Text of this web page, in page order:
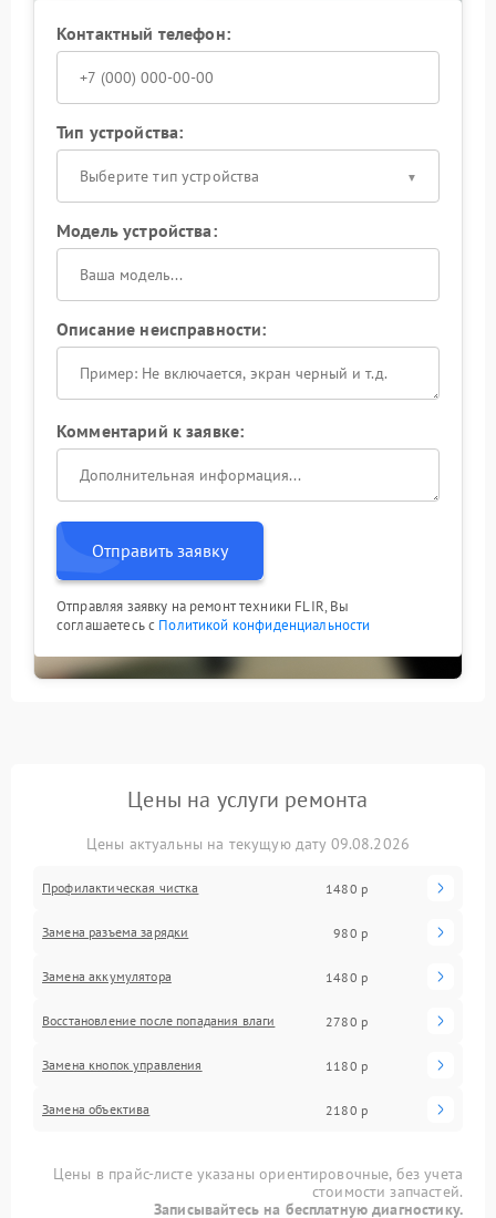
Контактный телефон:
Тип устройства:
Выберите тип устройства
Модель устройства:
Описание неисправности:
Комментарий к заявке:
Отправить заявку
Отправляя заявку на ремонт техники FLIR, Вы
соглашаетесь с Политикой конфиденциальности
Цены на услуги ремонта
Цены актуальны на текущую дату 09.08.2026
Профилактическая чистка 1480 р
Замена разъема зарядки 980 р
Замена аккумулятора 1480 р
Восстановление после попадания влаги 2780 р
Замена кнопок управления 1180 р
Замена объектива 2180 р
Цены в прайс-листе указаны ориентировочные, без учета
стоимости запчастей.
Записывайтесь на бесплатную диагностику.